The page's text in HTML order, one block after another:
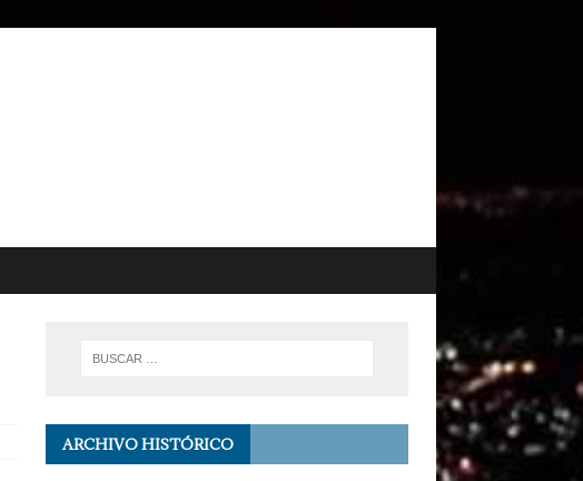
ARCHIVO HISTÓRICO